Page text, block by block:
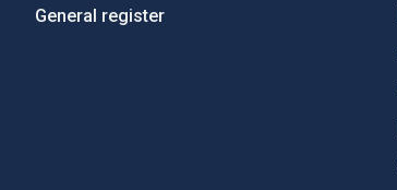
General register